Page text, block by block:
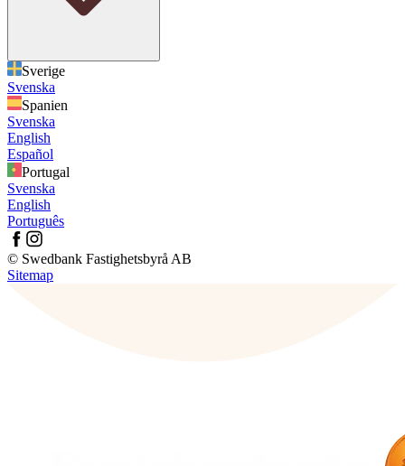
Sverige
Svenska
Spanien
Svenska
English
Español
Portugal
Svenska
English
Português
© Swedbank Fastighetsbyrå AB
Sitemap